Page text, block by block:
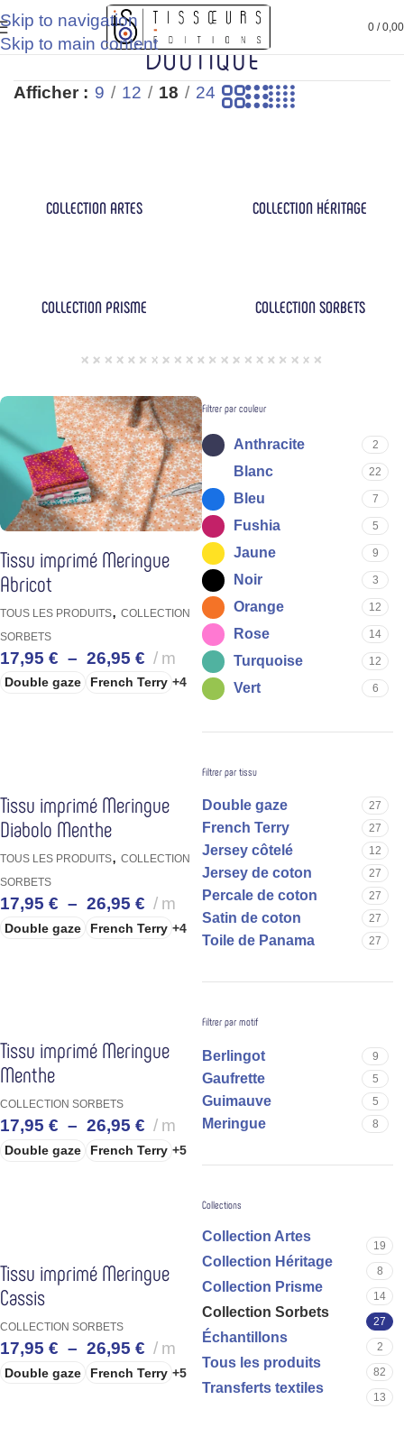
Skip to navigation
Skip to main content
Klarna Livraison à partir de 2,20 €* 3 fois sans0 /
Boutique
Afficher 9 12 18 24
COLLECTION ARTES COLLECTION HÉRITAGE
COLLECTION PRISME COLLECTION SORBETS
Filtrer par couleur
Anthracite 2
Blanc 22
Bleu 7
Fushia 5
Jaune 9
Noir 3
Orange 12
Rose 14
Turquoise 12
Vert 6
Filtrer par tissu
Double gaze 27
French Terry 27
Jersey côtelé 12
Jersey de coton 27
Percale de coton 27
Satin de coton 27
Toile de Panama 27
Filtrer par motif
Berlingot 9
Gaufrette 5
Guimauve 5
Meringue 8
Collections
Collection Artes
19
Collection Héritage
8
Collection Prisme
14
Collection Sorbets
27
Échantillons
2
Tous les produits
82
Transferts textiles
13
Tissu imprimé Meringue
Abricot
TOUS LES PRODUITS, COLLECTION
SORBETS
17,95 € – 26,95 € m
Double gaze French Terry +4
Tissu imprimé Meringue
Diabolo Menthe
TOUS LES PRODUITS, COLLECTION
SORBETS
17,95 € – 26,95 € m
Double gaze French Terry +4
Tissu imprimé Meringue
Menthe
COLLECTION SORBETS
17,95 € – 26,95 € m
Double gaze French Terry +5
Tissu imprimé Meringue
Cassis
COLLECTION SORBETS
17,95 € – 26,95 € m
Double gaze French Terry +5